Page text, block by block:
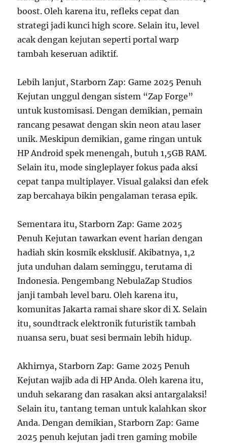
boost. Oleh karena itu, refleks cepat dan
strategi jadi kunci high score. Selain itu, level
acak dengan kejutan seperti portal warp
tambah keseruan adiktif.
Lebih lanjut, Starborn Zap: Game 2025 Penuh
Kejutan unggul dengan sistem “Zap Forge”
untuk kustomisasi. Dengan demikian, pemain
rancang pesawat dengan skin neon atau laser
unik. Meskipun demikian, game ringan untuk
HP Android spek menengah, butuh 1,5GB RAM.
Selain itu, mode singleplayer fokus pada aksi
cepat tanpa multiplayer. Visual galaksi dan efek
zap bercahaya bikin pengalaman terasa epik.
Sementara itu, Starborn Zap: Game 2025
Penuh Kejutan tawarkan event harian dengan
hadiah skin kosmik eksklusif. Akibatnya, 1,2
juta unduhan dalam seminggu, terutama di
Indonesia. Pengembang NebulaZap Studios
janji tambah level baru. Oleh karena itu,
komunitas Jakarta ramai share skor di X. Selain
itu, soundtrack elektronik futuristik tambah
nuansa seru, buat sesi bermain lebih hidup.
Akhirnya, Starborn Zap: Game 2025 Penuh
Kejutan wajib ada di HP Anda. Oleh karena itu,
unduh sekarang dan rasakan aksi antargalaksi!
Selain itu, tantang teman untuk kalahkan skor
Anda. Dengan demikian, Starborn Zap: Game
2025 penuh kejutan jadi tren gaming mobile